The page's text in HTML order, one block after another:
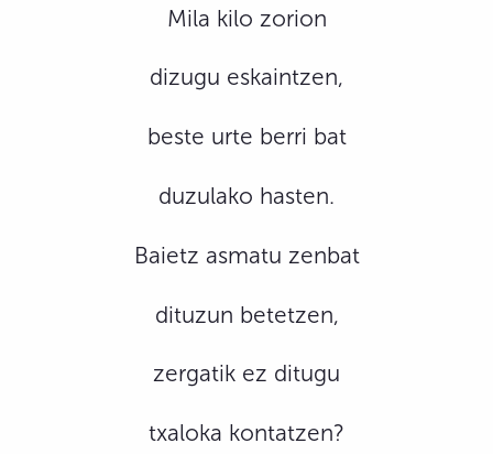
Mila kilo zorion
dizugu eskaintzen,
beste urte berri bat
duzulako hasten.
Baietz asmatu zenbat
dituzun betetzen,
zergatik ez ditugu
txaloka kontatzen?